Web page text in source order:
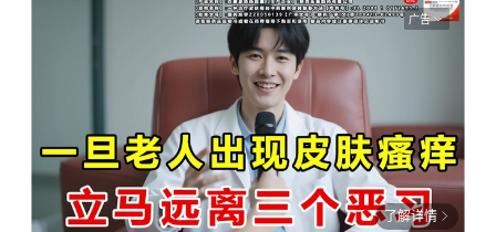
广告
了解详情